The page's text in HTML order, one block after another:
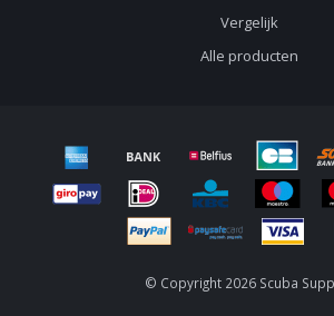
Vergelijk
Alle producten
© Copyright 2026 Scuba